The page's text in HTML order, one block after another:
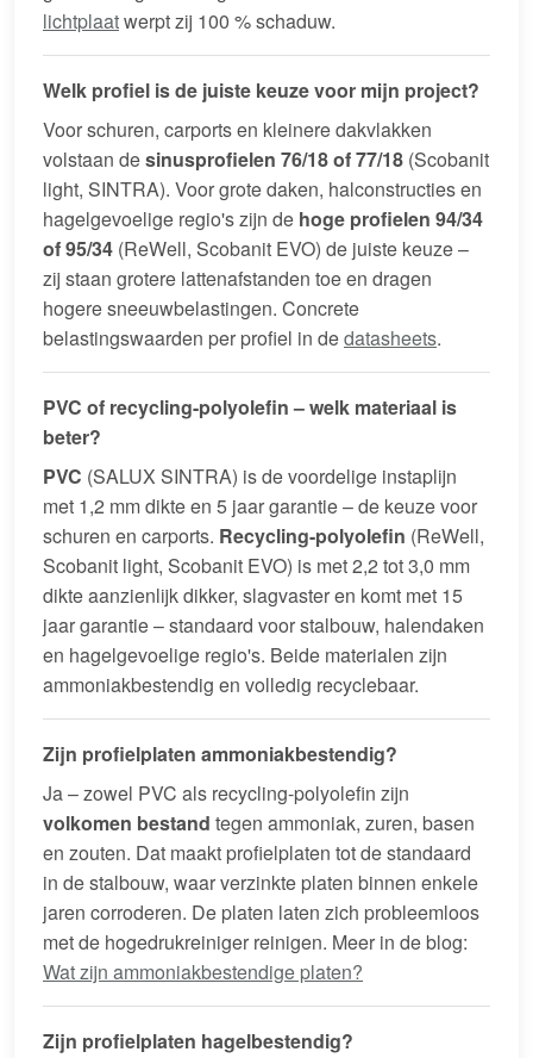
lichtplaatwerpt zij 100 % schaduw.
Welk profiel is de juiste keuze voor mijn project?
Voor schuren, carports en kleinere dakvlakken
volstaan desinusprofielen 76/18 of 77/18 (Scobanit
light, SINTRA). Voor grote daken, halconstructies en
hagelgevoelige regio's zijn de hoge profielen 94/34
of 95/34 (ReWell, Scobanit EVO) de juiste keuze –
zij staan grotere lattenafstanden toe en dragen
hogere sneeuwbelastingen. Concrete
belastingswaarden per profiel in dedatasheets.
PVC of recycling-polyolefin – welk materiaal is
beter?
PVC (SALUX SINTRA) is de voordelige instaplijn
met 1,2 mm dikte en 5 jaar garantie – de keuze voor
schuren en carports. Recycling-polyolefin (ReWell,
Scobanit light, Scobanit EVO) is met 2,2 tot 3,0 mm
dikte aanzienlijk dikker, slagvaster en komt met 15
jaar garantie – standaard voor stalbouw, halendaken
en hagelgevoelige regio's. Beide materialen zijn
ammoniakbestendig en volledig recyclebaar.
Zijn profielplaten ammoniakbestendig?
Ja – zowel PVC als recycling-polyolefin zijn
volkomen bestand tegen ammoniak, zuren, basen
en zouten. Dat maakt profielplaten tot de standaard
in de stalbouw, waar verzinkte platen binnen enkele
jaren corroderen. De platen laten zich probleemloos
met de hogedrukreiniger reinigen. Meer in de blog:
Wat zijn ammoniakbestendige platen?
Zijn profielplaten hagelbestendig?